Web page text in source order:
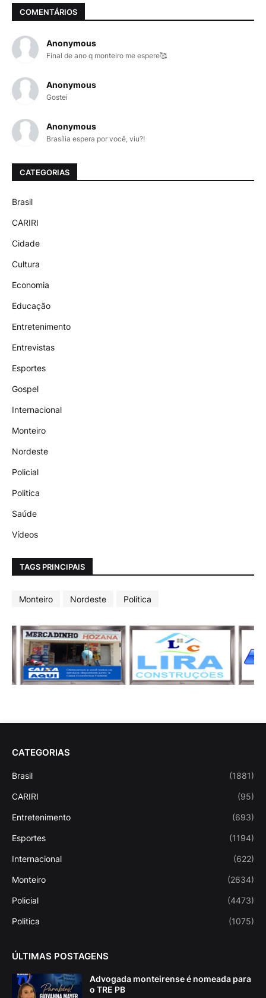
COMENTÁRIOS
Anonymous
Final de ano q monteiro me espere🥰
Anonymous
Gostei
Anonymous
Brasília espera por você, viu?!
CATEGORIAS
Brasil
CARIRI
Cidade
Cultura
Economia
Educação
Entretenimento
Entrevistas
Esportes
Gospel
Internacional
Monteiro
Nordeste
Policial
Politica
Saúde
Vídeos
TAGS PRINCIPAIS
Monteiro Nordeste Politica
CATEGORIAS
Brasil (1881)
CARIRI (95)
Entretenimento (693)
Esportes (1194)
Internacional (622)
Monteiro (2634)
Policial (4473)
Politica (1075)
ÚLTIMAS POSTAGENS
Advogada monteirense é nomeada para
o TRE PB